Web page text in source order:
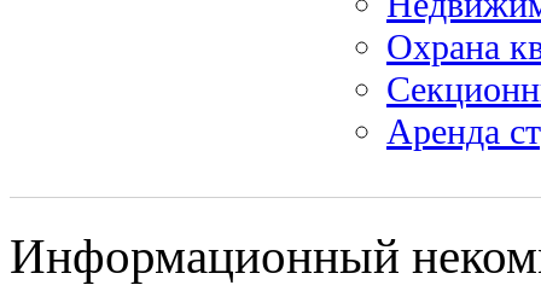
Охрана
Аренда
Информационный